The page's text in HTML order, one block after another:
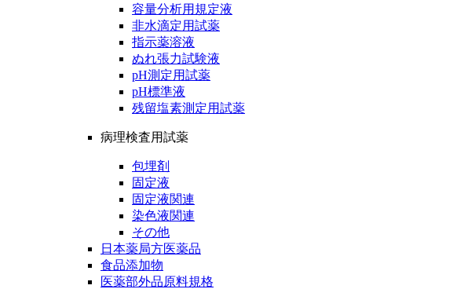
容量分析用規定液
非水滴定用試薬
指示薬溶液
ぬれ張力試験液
pH測定用試薬
pH標準液
残留塩素測定用試薬
病理検査用試薬
包埋剤
固定液
固定液関連
染色液関連
その他
日本薬局方医薬品
食品添加物
医薬部外品原料規格